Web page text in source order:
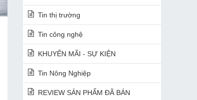
Tin thị trường
Tin công nghệ
KHUYẾN MÃI - SỰ KIỆN
Tin Nông Nghiệp
REVIEW SẢN PHẨM ĐÃ BÁN